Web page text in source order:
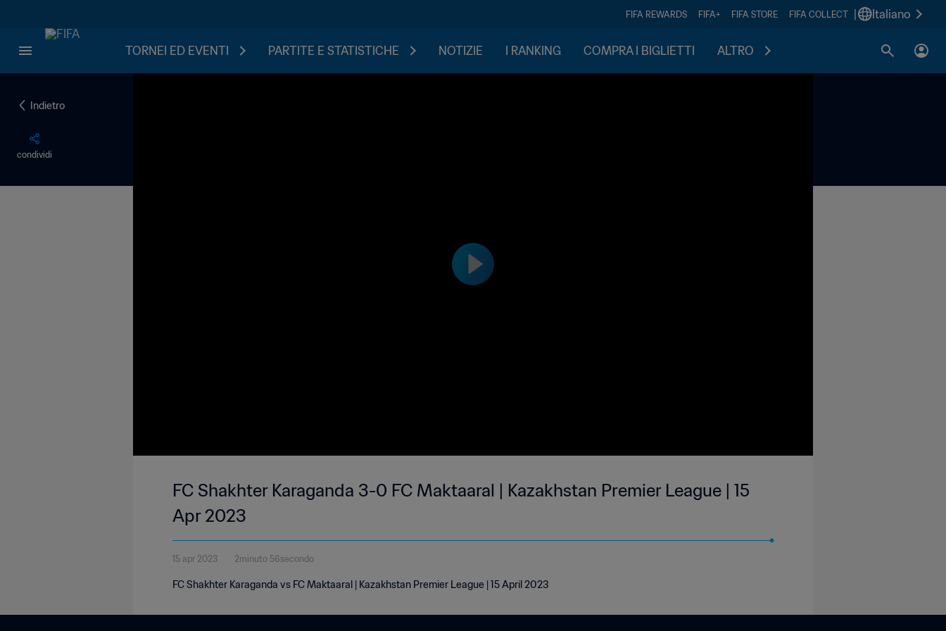
FIFA REWARDS FIFA+ FIFA STORE FIFA COLLECT Italiano
TORNEI ED EVENTI PARTITE E STATISTICHE NOTIZIE I RANKING COMPRA I BIGLIETTI ALTRO
Indietro
condividi
FC Shakhter Karaganda 3-0 FC Maktaaral | Kazakhstan Premier League | 15
Apr 2023
15 apr 2023 2minuto 56secondo
FC Shakhter Karaganda vs FC Maktaaral | Kazakhstan Premier League | 15 April 2023